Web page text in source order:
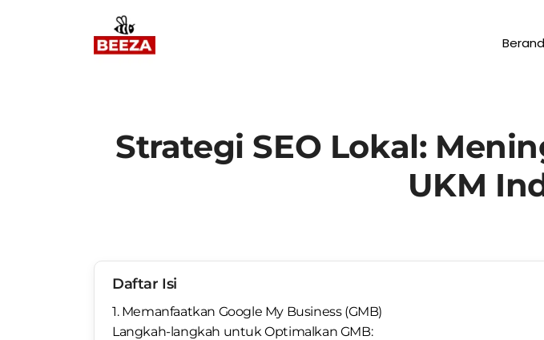
Strategi SEO Lokal:
UKM
Daftar Isi
1. Memanfaatkan Google My Business (GMB)
Langkah-langkah untuk Optimalkan GMB: